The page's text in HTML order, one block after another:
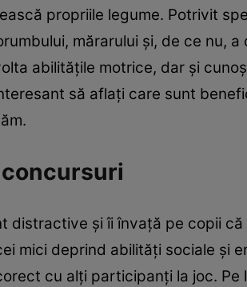
propriile legume. Potrivit
mărarului și, de ce nu,
abilitățile motrice, dar și
să aflați care sunt
distractive și îi învață pe copii
mici deprind abilități sociale și
cu alți participanți la joc.